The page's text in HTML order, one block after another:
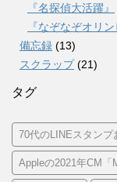
『名探偵大活躍』
『なぞなぞオリン
備忘録 (13)
スクラップ(21)
タグ
70代のLINEスタンプ
Appleの2021年CM